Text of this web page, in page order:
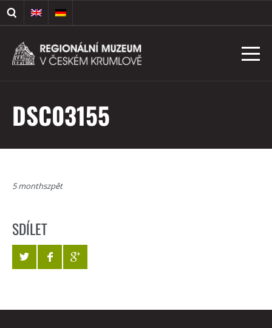
DSC03155
5 monthszpět
SDÍLET